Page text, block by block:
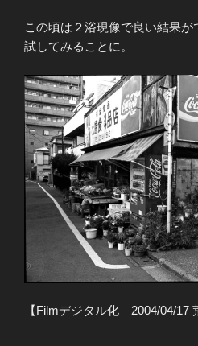
この頃は２浴現像で良い結果
試してみることに。
【Filmデジタル化 2004/04/17